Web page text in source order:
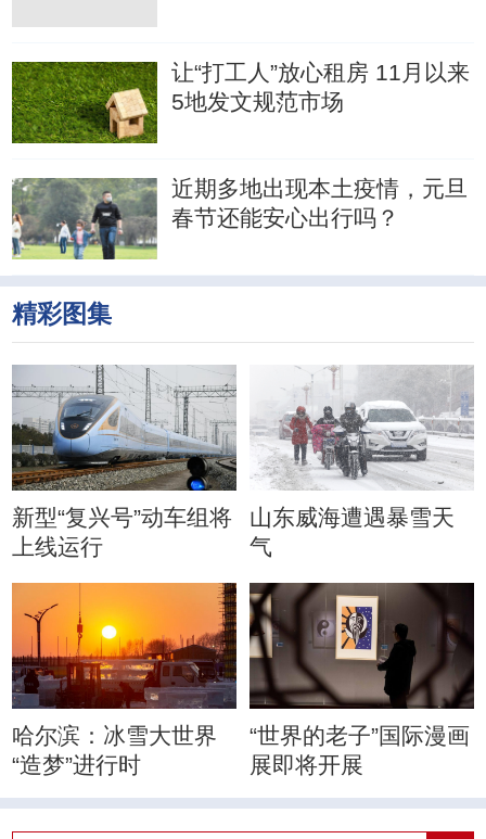
让“打工人”放心租房 11月以来
5地发文规范市场
近期多地出现本土疫情，元旦
春节还能安心出行吗？
精彩图集
新型“复兴号”动车组将
上线运行
山东威海遭遇暴雪天
气
哈尔滨：冰雪大世界
“造梦”进行时
“世界的老子”国际漫画
展即将开展